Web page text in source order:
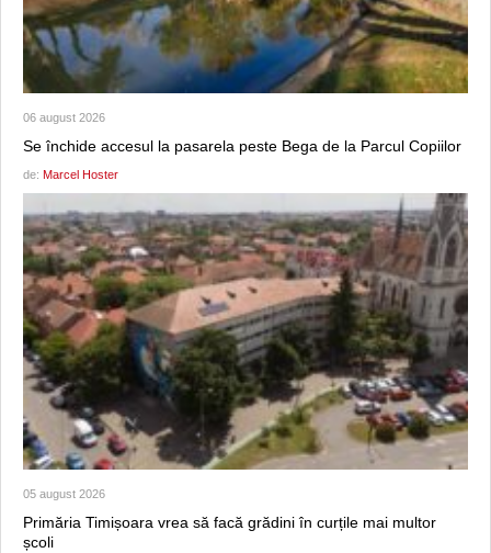
06 august 2026
Se închide accesul la pasarela peste Bega de la Parcul Copiilor
de: Marcel Hoster
05 august 2026
Primăria Timișoara vrea să facă grădini în curțile mai multor
școli